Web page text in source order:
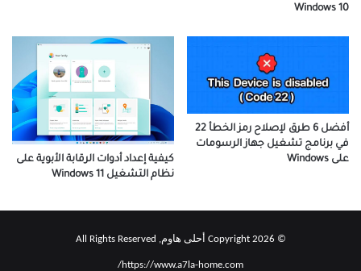
Windows 10
أفضل 6 طرق لإصلاح رمز الخطأ 22
في برنامج تشغيل جهاز الرسومات
على Windows
كيفية إعداد أدوات الرقابة الأبوية على
نظام التشغيل Windows 11
© Copyright 2026 أحلى هاوم, All Rights Reserved
https://www.a7la-home.com/